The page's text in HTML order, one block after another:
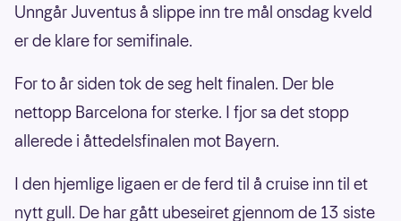
Unngår Juventus å slippe inn tre mål onsdag kveld
er de klare for semifinale.
For to år siden tok de seg helt finalen. Der ble
nettopp Barcelona for sterke. I fjor sa det stopp
allerede i åttedelsfinalen mot Bayern.
I den hjemlige ligaen er de ferd til å cruise inn til et
nytt gull. De har gått ubeseiret gjennom de 13 siste